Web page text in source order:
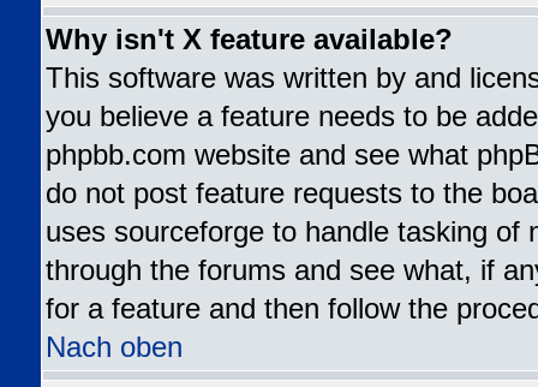
Why isn't X feature available?
This software was written by and
you believe a feature needs to be
phpbb.com website and see what
do not post feature requests to the
uses sourceforge to handle tasking of
through the forums and see what, if
for a feature and then follow the
Nach oben